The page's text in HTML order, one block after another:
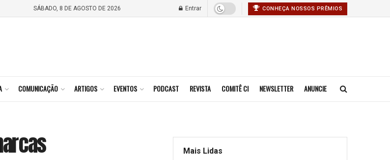
SÁBADO, 8 DE AGOSTO DE 2026 Entrar CONHEÇA NOSSOS PRÊMIOS
COMUNICAÇÃO ARTIGOS EVENTOS PODCAST REVISTA COMITÊ CI NEWSLETTER ANUNCIE
Mais Lidas